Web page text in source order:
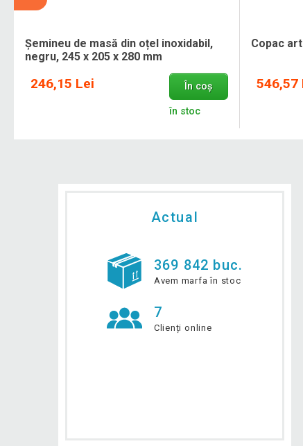
Șemineu de masă din oțel inoxidabil,
negru, 245 x 205 x 280 mm
246,15 Lei În coș
în stoc
Copac
546,57
Actual
369 842 buc.
Avem marfa în stoc
7
Clienți online